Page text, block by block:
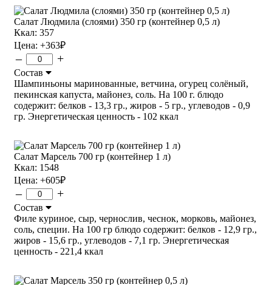
Салат Людмила (слоями) 350 гр (контейнер 0,5 л)
Ккал: 357
Цена: +363₽
– +
Состав
Шампиньоны маринованные, ветчина, огурец солёный,
пекинская капуста, майонез, соль. На 100 г. блюдо
содержит: белков - 13,3 гр., жиров - 5 гр., углеводов - 0,9
гр. Энергетическая ценность - 102 ккал
Салат Марсель 700 гр (контейнер 1 л)
Ккал: 1548
Цена: +605₽
– +
Состав
Филе куриное, сыр, чернослив, чеснок, морковь, майонез,
соль, специи. На 100 гр блюдо содержит: белков - 12,9 гр.,
жиров - 15,6 гр., углеводов - 7,1 гр. Энергетическая
ценность - 221,4 ккал